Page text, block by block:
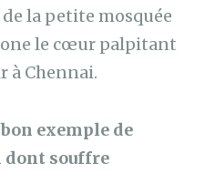
la petite mosquée
le cœur palpitant
à Chennai.
bon exemple de
dont souffre